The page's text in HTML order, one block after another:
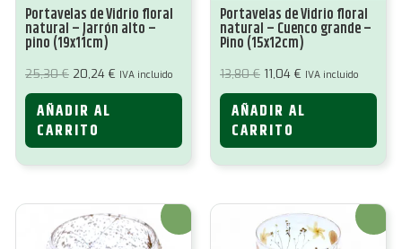
Portavelas de Vidrio floral
natural – Jarrón alto –
pino (19x11cm)
25,30€ El
original
era:
25,30 €.
20,24 € El
actual
IVA incluido
AÑADIR AL
CARRITO
Portavelas de Vidrio floral
natural – Cuenco grande –
Pino (15x12cm)
13,80€ El
original
era:
13,80 €.
11,04 € El
actual
es:
11,04 €.
IVA incluido
AÑADIR AL
CARRITO
¡Oferta! ¡Oferta!